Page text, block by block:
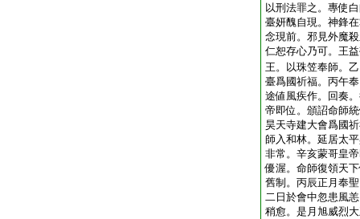
以刑法罪之。專使
臺妍醜自現。神鋒
念現前。邪見外魔
仁恕存心乃可。王
王。以珠笠奉師。
臺爲國祈福。丙午
途値風疾作。回奏
帝即位。頒詔命師
昊天寺建大會爲國
師入和林。延居太
非常。辛亥蒙哥皇
優渥。命師復領天
舊制。丙辰正月奉
二日於會中忽患風
稍愈。是月旭威烈